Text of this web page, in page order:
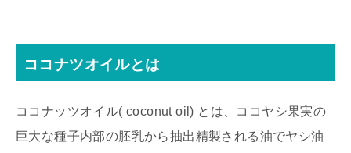
ココナツオイルとは
ココナッツオイル( coconut oil) とは、ココヤシ果実の
巨大な種子内部の胚乳から抽出精製される油でヤシ油